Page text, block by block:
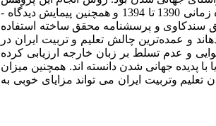
اسناد پژوهشی و بررسی مقالات و دیدگاه­ های منتشر شده در مجلات علمی پژوهشی کشور در بازه زمانی 1390 تا 1394 و همچنین پیمایش دیدگاه ­
سندکاوی و پرسشنامه محقق ساخته استفاده
و عمده‌ترین چالش تعلیم و تربیت ایران در
و عدم تسلط بر زبان خارجه ارزیابی کرده
با پدیده جهانی ­شدن دانسته­ اند. همچنین میزان
وتربیت ایران می­ تواند مزایای خوبی به